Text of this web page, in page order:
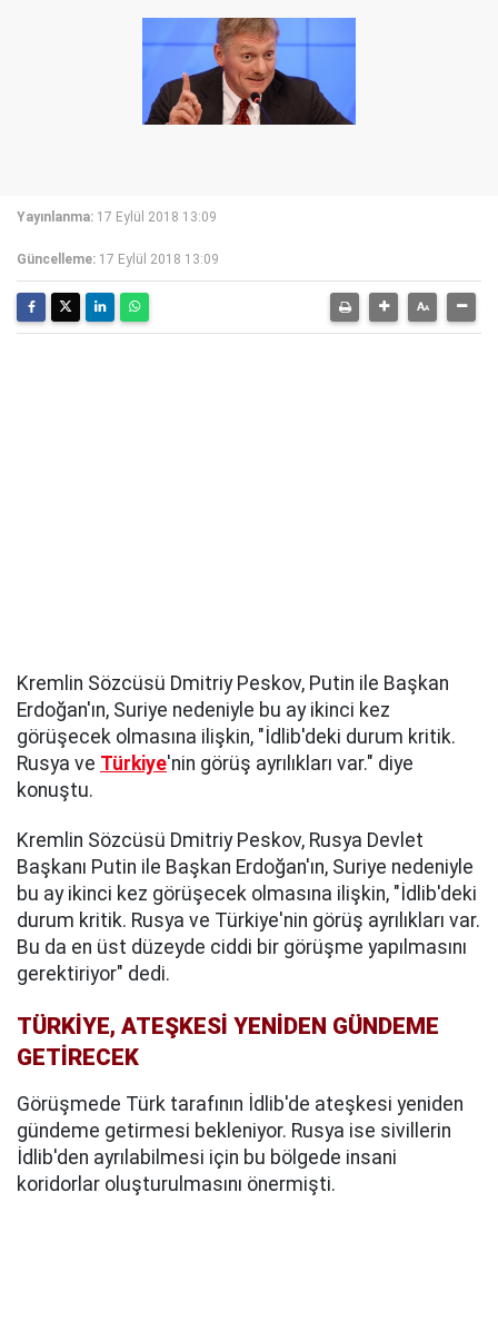
Yayınlanma: 17 Eylül 2018 13:09
Güncelleme: 17 Eylül 2018 13:09
Kremlin Sözcüsü Dmitriy Peskov, Putin ile Başkan
Erdoğan'ın, Suriye nedeniyle bu ay ikinci kez
görüşecek olmasına ilişkin, "İdlib'deki durum kritik.
Rusya ve Türkiye'nin görüş ayrılıkları var." diye
konuştu.
Kremlin Sözcüsü Dmitriy Peskov, Rusya Devlet
Başkanı Putin ile Başkan Erdoğan'ın, Suriye nedeniyle
bu ay ikinci kez görüşecek olmasına ilişkin, "İdlib'deki
durum kritik. Rusya ve Türkiye'nin görüş ayrılıkları var.
Bu da en üst düzeyde ciddi bir görüşme yapılmasını
gerektiriyor" dedi.
TÜRKİYE, ATEŞKESİ YENİDEN GÜNDEME
GETİRECEK
Görüşmede Türk tarafının İdlib'de ateşkesi yeniden
gündeme getirmesi bekleniyor. Rusya ise sivillerin
İdlib'den ayrılabilmesi için bu bölgede insani
koridorlar oluşturulmasını önermişti.